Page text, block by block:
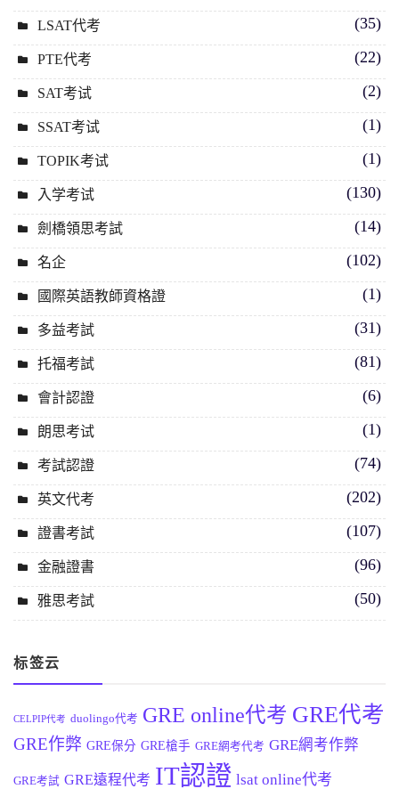
LSAT代考 (35)
PTE代考 (22)
SAT考试 (2)
SSAT考试 (1)
TOPIK考试 (1)
入学考试 (130)
劍橋領思考試 (14)
名企 (102)
國際英語教師資格證 (1)
多益考試 (31)
托福考試 (81)
會計認證 (6)
朗思考试 (1)
考試認證 (74)
英文代考 (202)
證書考試 (107)
金融證書 (96)
雅思考試 (50)
标签云
CELPIP代考 duolingo代考 GRE online代考 GRE代考
GRE作弊 GRE保分 GRE槍手 GRE網考代考 GRE網考作弊
GRE考試 GRE遠程代考 IT認證 lsat online代考